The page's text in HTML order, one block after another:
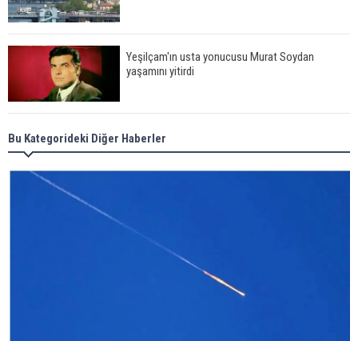
Yeşilçam'ın usta yonucusu Murat Soydan
yaşamını yitirdi
Meral Akşener ile Müsavat Dervişoğlu cenazede
görüntülendi
Bilim kurgu gerçekleşiyor... Dondurulmuş
Bu Kategorideki Diğer Haberler